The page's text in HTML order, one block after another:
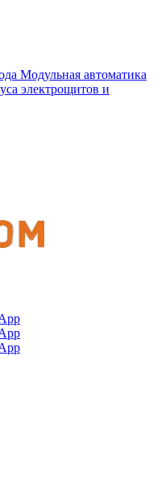
Модульная автоматика
электрощитов и